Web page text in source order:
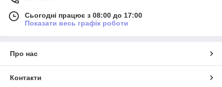
Сьогодні працює з 08:00 до 17:00
Показати весь графік роботи
Про нас
Контакти